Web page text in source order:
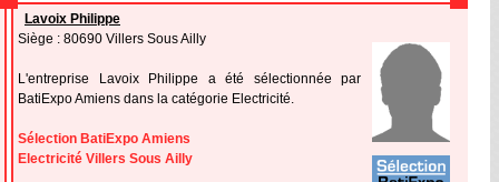
Lavoix Philippe
Siège : 80690 Villers Sous Ailly
L'entreprise Lavoix Philippe a été sélectionnée par
BatiExpo Amiens dans la catégorie Electricité.
Sélection BatiExpo Amiens
Electricité Villers Sous Ailly